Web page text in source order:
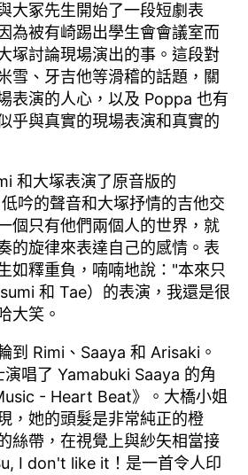
大冢先生開始了一段短劇表
為被有崎踢出學生會會議室而
塚討論現場演出的事。這段對
雪、牙吉他等滑稽的話題，關
表演的人心，以及 Poppa 也有
乎與真實的現場表演和真實的
和大塚表演了原音版的
低吟的聲音和大塚抒情的吉他交
個只有他們兩個人的世界，就
的旋律來表達自己的感情。表
如釋重負，喃喃地說："本來只
和 Tae）的表演，我還是很
大笑。
到 Rimi、Saaya 和 Arisaki。
唱了 Yamabuki Saaya 的角
- Heart Beat》。大橋小姐
，她的頭髮是非常純正的橙
絲帶，在視覺上與紗矢相當接
I don't like it！是一首令人印